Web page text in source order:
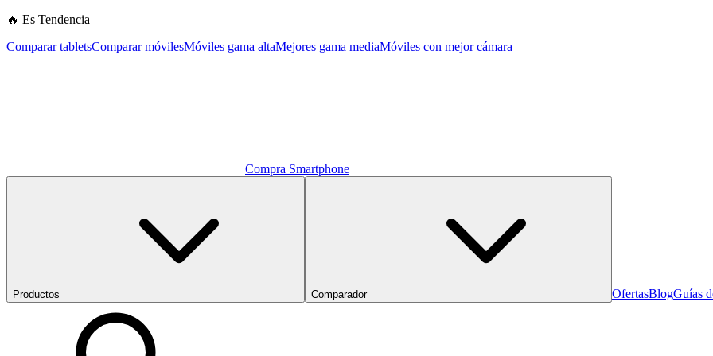
🔥 Es Tendencia
Comparar tabletsComparar móvilesMóviles gama altaMejores gama mediaMóviles con mejor cámara
Compra Smartphone
Productos Comparador OfertasBlogGuías